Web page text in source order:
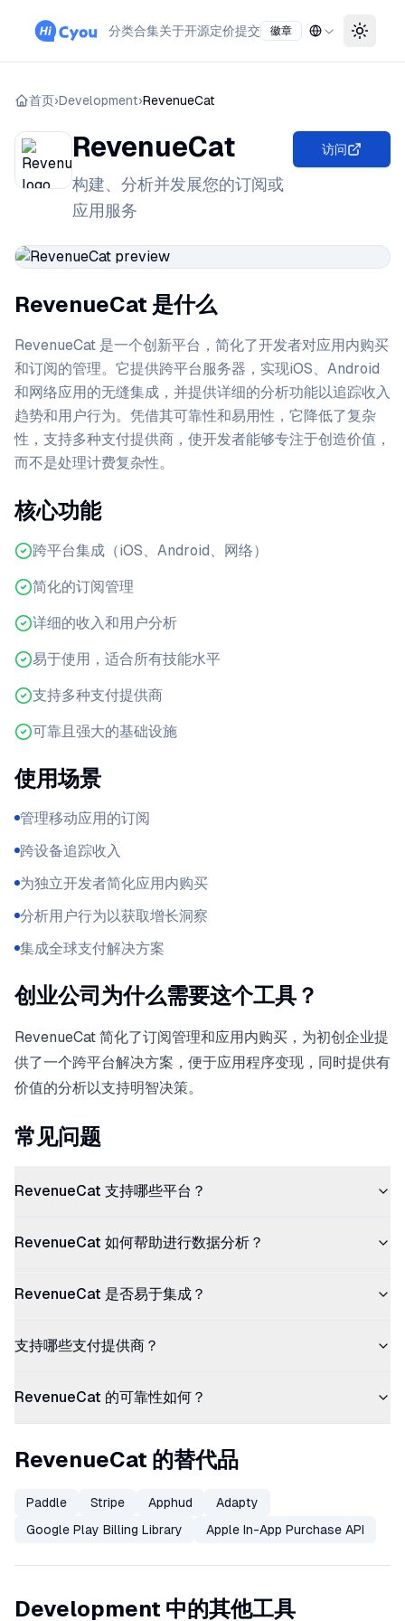
分类合集关于开源定价提交 徽章
首页›Development›RevenueCat
RevenueCat
构建、分析并发展您的订阅或
应用服务
访问
RevenueCat 是什么
RevenueCat 是一个创新平台，简化了开发者对应用内购买
和订阅的管理。它提供跨平台服务器，实现iOS、Android
和网络应用的无缝集成，并提供详细的分析功能以追踪收入
趋势和用户行为。凭借其可靠性和易用性，它降低了复杂
性，支持多种支付提供商，使开发者能够专注于创造价值，
而不是处理计费复杂性。
核心功能
跨平台集成（iOS、Android、网络）
简化的订阅管理
详细的收入和用户分析
易于使用，适合所有技能水平
支持多种支付提供商
可靠且强大的基础设施
使用场景
管理移动应用的订阅
跨设备追踪收入
为独立开发者简化应用内购买
分析用户行为以获取增长洞察
集成全球支付解决方案
创业公司为什么需要这个工具？
RevenueCat 简化了订阅管理和应用内购买，为初创企业提
供了一个跨平台解决方案，便于应用程序变现，同时提供有
价值的分析以支持明智决策。
常见问题
RevenueCat 支持哪些平台？
RevenueCat 如何帮助进行数据分析？
RevenueCat 是否易于集成？
支持哪些支付提供商？
RevenueCat 的可靠性如何？
RevenueCat 的替代品
Paddle Stripe Apphud
Adapty
Google Play Billing Library
Apple In-App Purchase API
Development 中的其他工具